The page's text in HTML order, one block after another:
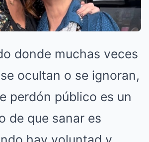
donde muchas veces
ocultan o se ignoran,
perdón público es un
de que sanar es